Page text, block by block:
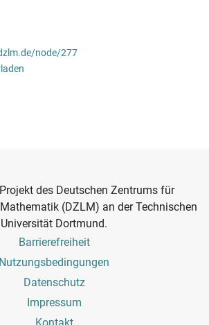
node/277
des Deutschen Zentrums für
(DZLM) an der Technischen
Universität Dortmund.
Barrierefreiheit
Nutzungsbedingungen
Datenschutz
Impressum